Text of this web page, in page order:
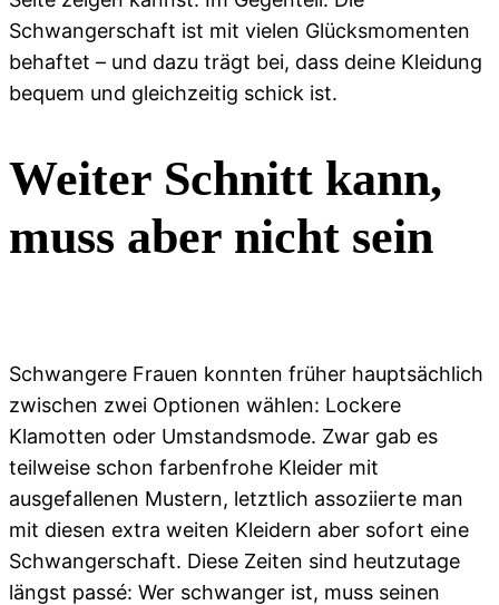
Schwangerschaft ist mit vielen Glücksmomenten
behaftet – und dazu trägt bei, dass deine Kleidung
bequem und gleichzeitig schick ist.
Weiter Schnitt kann,
muss aber nicht sein
Schwangere Frauen konnten früher hauptsächlich
zwischen zwei Optionen wählen: Lockere
Klamotten oder Umstandsmode. Zwar gab es
teilweise schon farbenfrohe Kleider mit
ausgefallenen Mustern, letztlich assoziierte man
mit diesen extra weiten Kleidern aber sofort eine
Schwangerschaft. Diese Zeiten sind heutzutage
längst passé: Wer schwanger ist, muss seinen